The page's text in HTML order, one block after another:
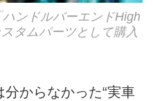
ンドルバーエンドHigh
タムパーツとして購入
からなかった“実車